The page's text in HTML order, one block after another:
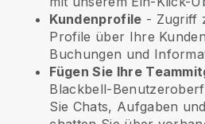
Kundenprofile - Zugriff
Profile über Ihre
Buchungen und
Fügen Sie Ihre
Blackbell-
Sie Chats, Aufgaben